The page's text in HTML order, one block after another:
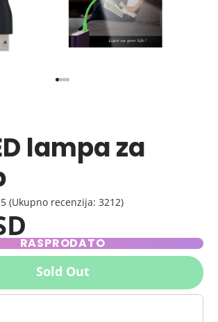
lampa za
(Ukupno recenzija: 3212)
RASPRODATO
Sold Out